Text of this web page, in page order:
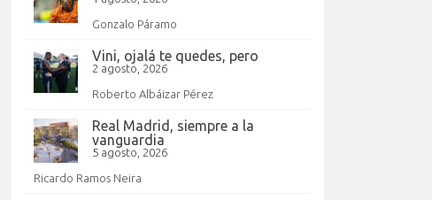
Gonzalo Páramo
Vini, ojalá te quedes, pero
2 agosto, 2026
Roberto Albáizar Pérez
Real Madrid, siempre a la
vanguardia
5 agosto, 2026
Ricardo Ramos Neira